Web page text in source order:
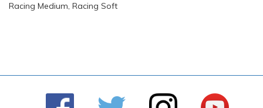
Racing Medium, Racing Soft